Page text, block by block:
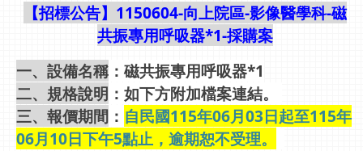
【招標公告】1150604-向上院區-影像醫學科-磁
共振專用呼吸器*1-採購案
一、設備名稱 ：磁共振專用呼吸器*1
二、規格說明 ：如下方附加檔案連結。
三、報價期間 ： 自民國115年06月03日起至115年
06月10日下午5點止，逾期恕不受理。